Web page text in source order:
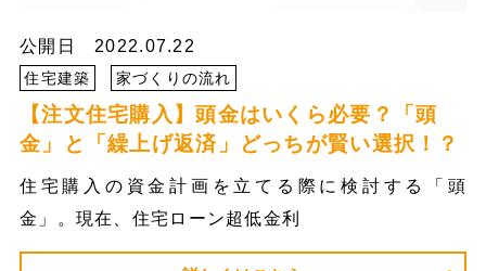
公開日 2022.07.22
住宅建築 家づくりの流れ
【注文住宅購入】頭金はいくら必要？「頭
金」と「繰上げ返済」どっちが賢い選択！？
住宅購入の資金計画を立てる際に検討する「頭
金」。現在、住宅ローン超低金利